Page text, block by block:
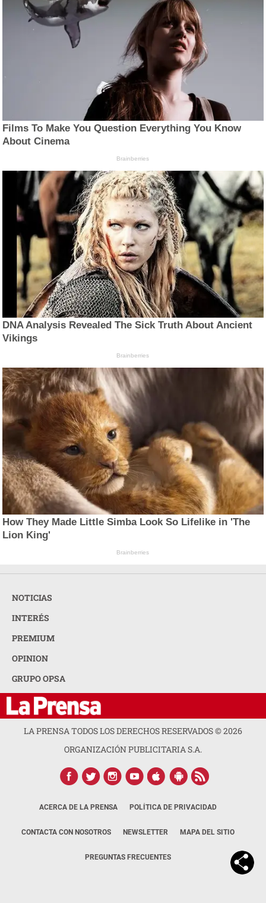
Films To Make You Question Everything You Know
About Cinema
Brainberries
DNA Analysis Revealed The Sick Truth About Ancient
Vikings
Brainberries
How They Made Little Simba Look So Lifelike in 'The
Lion King'
Brainberries
NOTICIAS
INTERÉS
PREMIUM
OPINION
GRUPO OPSA
LA PRENSA TODOS LOS DERECHOS RESERVADOS ©2026
ORGANIZACIÓN PUBLICITARIA S.A.
ACERCA DE LA PRENSA POLÍTICA DE PRIVACIDAD
CONTACTA CON NOSOTROS NEWSLETTER MAPA DEL SITIO
PREGUNTAS FRECUENTES